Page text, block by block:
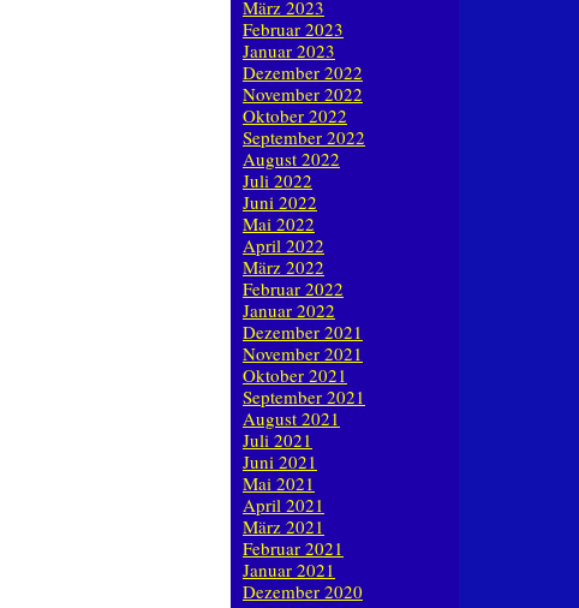
März 2023
Februar 2023
Januar 2023
Dezember 2022
November 2022
Oktober 2022
September 2022
August 2022
Juli 2022
Juni 2022
Mai 2022
April 2022
März 2022
Februar 2022
Januar 2022
Dezember 2021
November 2021
Oktober 2021
September 2021
August 2021
Juli 2021
Juni 2021
Mai 2021
April 2021
März 2021
Februar 2021
Januar 2021
Dezember 2020